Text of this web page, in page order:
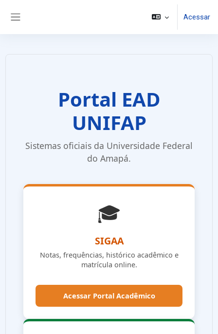
Acessar
Portal EAD
UNIFAP
Sistemas oficiais da Universidade Federal
do Amapá.
🎓
SIGAA
Notas, frequências, histórico acadêmico e
matrícula online.
Acessar Portal Acadêmico